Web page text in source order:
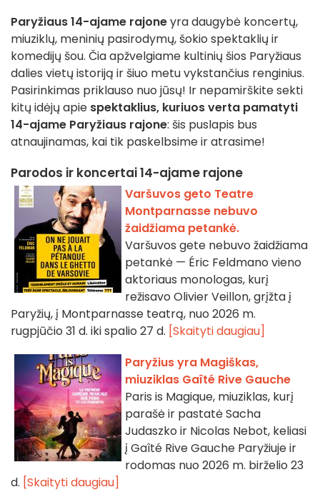
Paryžiaus 14-ajame rajoneyra daugybė koncertų,
miuziklų, meninių pasirodymų, šokio spektaklių ir
komedijų šou. Čia apžvelgiame kultinių šios Paryžiaus
dalies vietų istoriją ir šiuo metu vykstančius renginius.
Pasirinkimas priklauso nuo jūsų! Ir nepamirškite sekti
kitų idėjų apie spektaklius, kuriuos verta pamatyti
14-ajame Paryžiaus rajone: šis puslapis bus
atnaujinamas, kai tik paskelbsime ir atrasime!
Parodos ir koncertai 14-ajame rajone
Varšuvos geto Teatre
Montparnasse nebuvo
žaidžiama petankė.
Varšuvos gete nebuvo žaidžiama
petankė — Éric Feldmano vieno
aktoriaus monologas, kurį
režisavo Olivier Veillon, grįžta į
Paryžių, į Montparnasse teatrą, nuo 2026 m.
rugpjūčio 31 d. iki spalio 27 d. [Skaityti daugiau]
Paryžius yra Magiškas,
miuziklas Gaîté Rive Gauche
Paris is Magique, miuziklas, kurį
parašė ir pastatė Sacha
Judaszko ir Nicolas Nebot, keliasi
į Gaîté Rive Gauche Paryžiuje ir
rodomas nuo 2026 m. birželio 23
d. [Skaityti daugiau]